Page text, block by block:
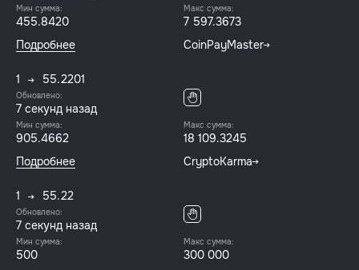
Мин сумма:
455.8420
Макс сумма:
7 597.3673
Подробнее
CoinPayMaster
1 55.2201
Обновлено:
8 секунд назад
Мин сумма:
905.4662
Макс сумма:
18 109.3245
Подробнее
CryptoKarma
1 55.22
Обновлено:
8 секунд назад
Мин сумма:
500
Макс сумма:
300 000